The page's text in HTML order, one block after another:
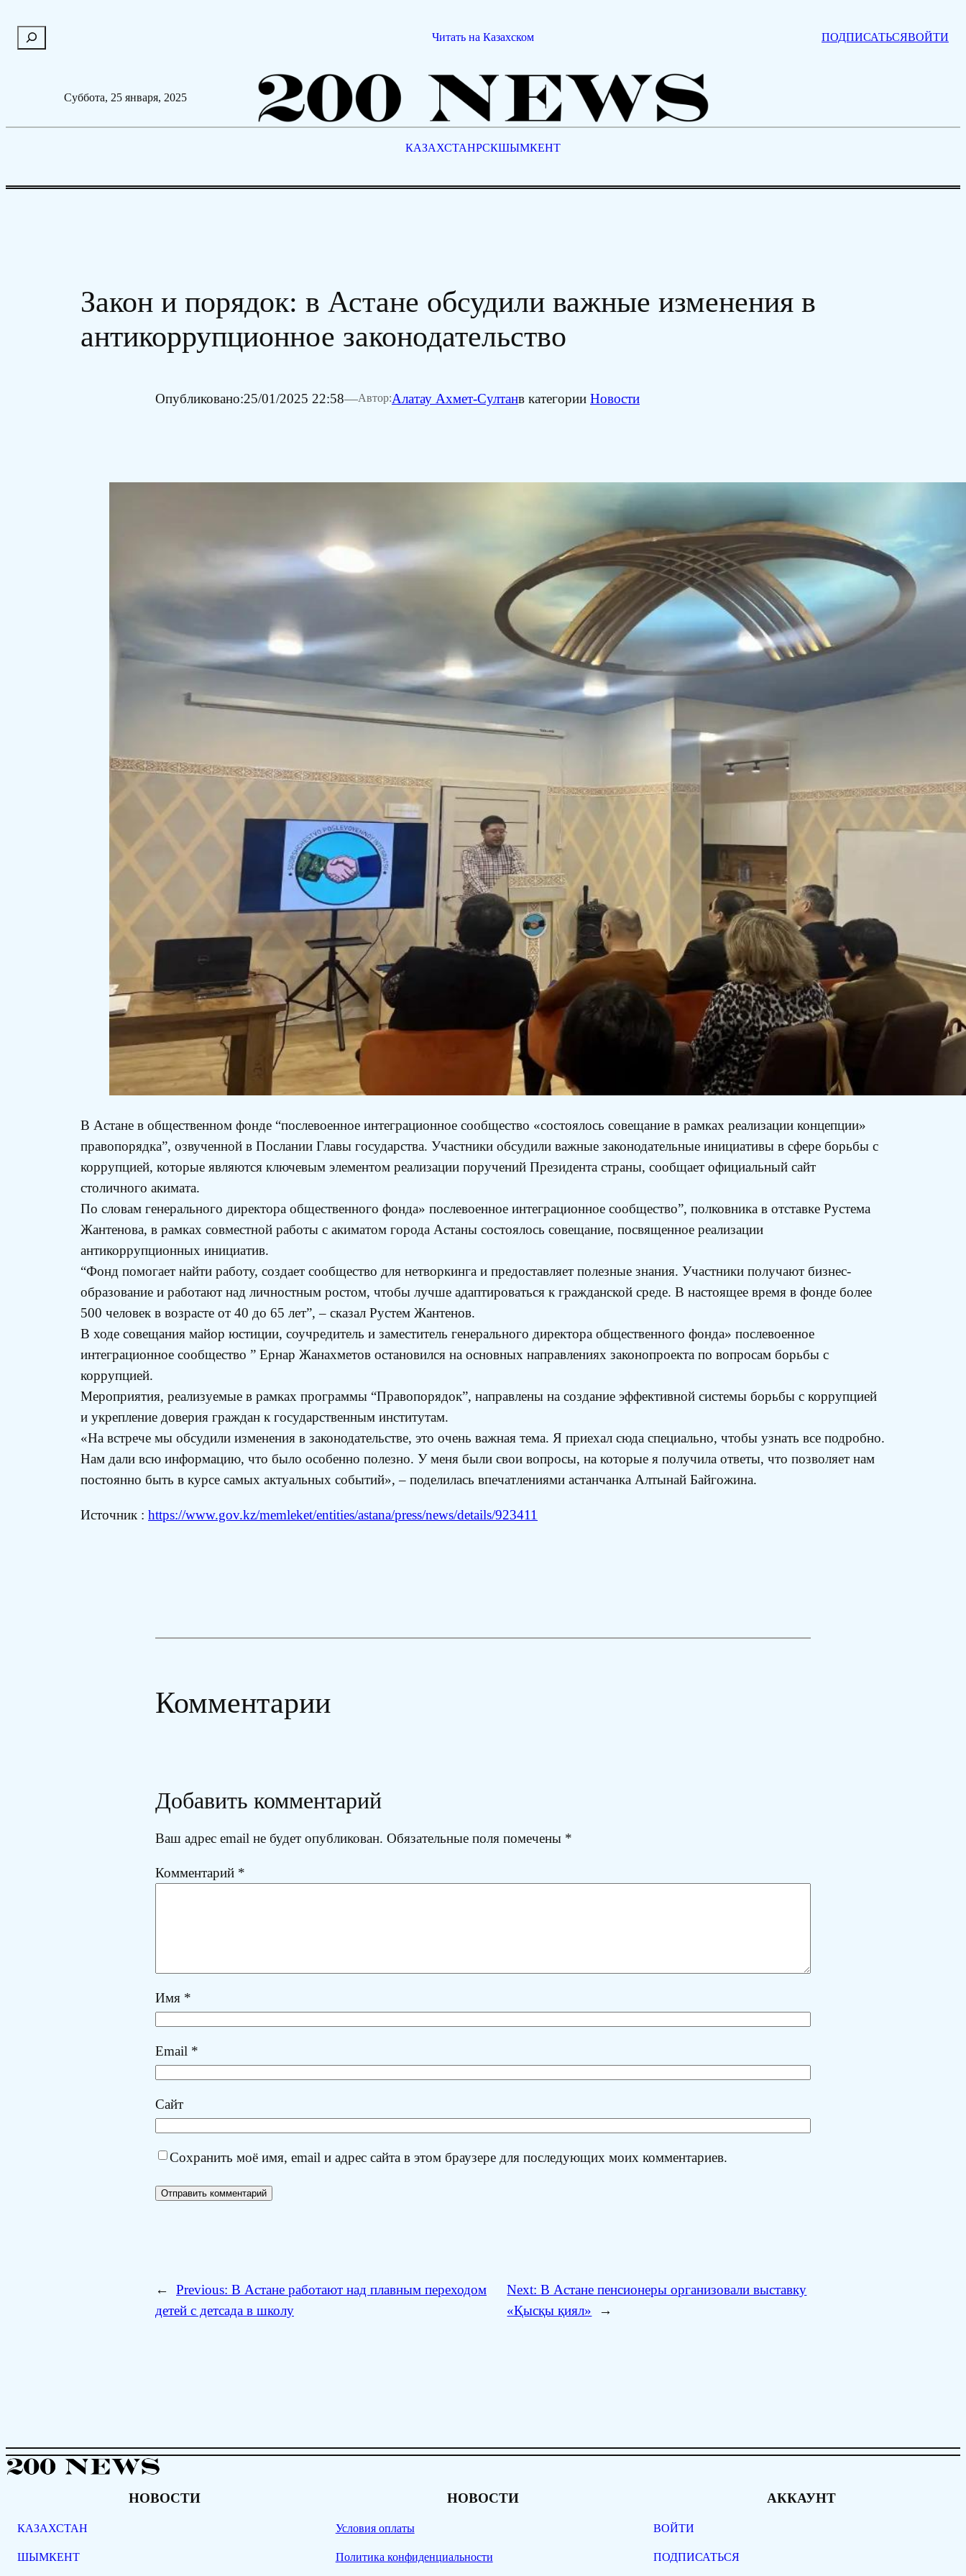
о
Читать на Казахском ПОДПИСАТЬСЯВОЙТИ
Суббота, 25 января, 2025
КАЗАХСТАНРСКШЫМКЕНТ
Закон и порядок: в Астане обсудили важные изменения в
антикоррупционное законодательство
Опубликовано:25/01/2025 22:58—Автор:Алатау Ахмет-Султанв категории Новости
В Астане в общественном фонде “послевоенное интеграционное сообщество «состоялось совещание в рамках реализации концепции»
правопорядка”, озвученной в Послании Главы государства. Участники обсудили важные законодательные инициативы в сфере борьбы с
коррупцией, которые являются ключевым элементом реализации поручений Президента страны, сообщает официальный сайт
столичного акимата.
По словам генерального директора общественного фонда» послевоенное интеграционное сообщество”, полковника в отставке Рустема
Жантенова, в рамках совместной работы с акиматом города Астаны состоялось совещание, посвященное реализации
антикоррупционных инициатив.
“Фонд помогает найти работу, создает сообщество для нетворкинга и предоставляет полезные знания. Участники получают бизнес-
образование и работают над личностным ростом, чтобы лучше адаптироваться к гражданской среде. В настоящее время в фонде более
500 человек в возрасте от 40 до 65 лет”, – сказал Рустем Жантенов.
В ходе совещания майор юстиции, соучредитель и заместитель генерального директора общественного фонда» послевоенное
интеграционное сообщество ” Ернар Жанахметов остановился на основных направлениях законопроекта по вопросам борьбы с
коррупцией.
Мероприятия, реализуемые в рамках программы “Правопорядок”, направлены на создание эффективной системы борьбы с коррупцией
и укрепление доверия граждан к государственным институтам.
«На встрече мы обсудили изменения в законодательстве, это очень важная тема. Я приехал сюда специально, чтобы узнать все подробно.
Нам дали всю информацию, что было особенно полезно. У меня были свои вопросы, на которые я получила ответы, что позволяет нам
постоянно быть в курсе самых актуальных событий», – поделилась впечатлениями астанчанка Алтынай Байгожина.
Источник : https://www.gov.kz/memleket/entities/astana/press/news/details/923411
Комментарии
Добавить комментарий
Ваш адрес email не будет опубликован. Обязательные поля помечены *
Комментарий *
Имя *
Email *
Сайт
Сохранить моё имя, email и адрес сайта в этом браузере для последующих моих комментариев.
← Previous: В Астане работают над плавным переходом
детей с детсада в школу
Next:В Астане пенсионеры организовали выставку
«Қысқы қиял»
→
НОВОСТИ
КАЗАХСТАН
ШЫМКЕНТ
НОВОСТИ
Условия оплаты
Политика конфиденциальности
АККАУНТ
ВОЙТИ
ПОДПИСАТЬСЯ